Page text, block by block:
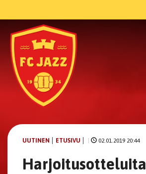
UUTINEN ETUSIVU 02.01.2019 20:44
Harjoitusotteluita